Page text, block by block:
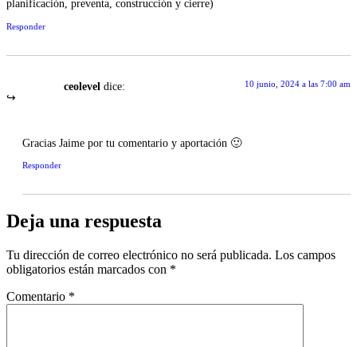
planificación, preventa, construcción y cierre)
Responder
ceolevel dice: 10 junio, 2024 a las 7:00 am
Gracias Jaime por tu comentario y aportación 🙂
Responder
Deja una respuesta
Tu dirección de correo electrónico no será publicada. Los campos
obligatorios están marcados con *
Comentario *